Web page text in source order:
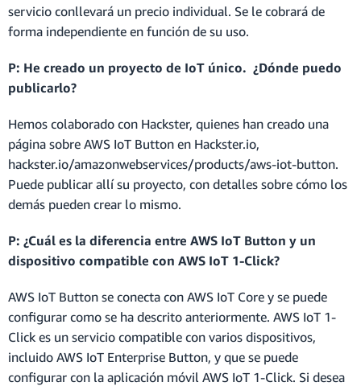
servicio conllevará un precio individual. Se le cobrará de
forma independiente en función de su uso.
P: He creado un proyecto de IoT único. ¿Dónde puedo
publicarlo?
Hemos colaborado con Hackster, quienes han creado una
página sobre AWS IoT Button en Hackster.io,
hackster.io/amazonwebservices/products/aws-iot-button.
Puede publicar allí su proyecto, con detalles sobre cómo los
demás pueden crear lo mismo.
P: ¿Cuál es la diferencia entre AWS IoT Button y un
dispositivo compatible con AWS IoT 1-Click?
AWS IoT Button se conecta con AWS IoT Core y se puede
configurar como se ha descrito anteriormente. AWS IoT 1-
Click es un servicio compatible con varios dispositivos,
incluido AWS IoT Enterprise Button, y que se puede
configurar con la aplicación móvil AWS IoT 1-Click. Si desea